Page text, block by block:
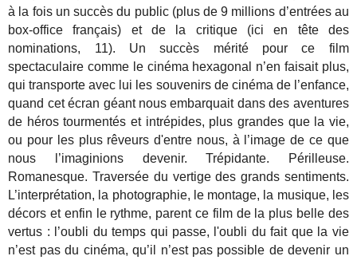
à la fois un succès du public (plus de 9 millions d’entrées au
box-office français) et de la critique (ici en tête des
nominations, 11). Un succès mérité pour ce film
spectaculaire comme le cinéma hexagonal n’en faisait plus,
qui transporte avec lui les souvenirs de cinéma de l’enfance,
quand cet écran géant nous embarquait dans des aventures
de héros tourmentés et intrépides, plus grandes que la vie,
ou pour les plus rêveurs d'entre nous, à l’image de ce que
nous l’imaginions devenir. Trépidante. Périlleuse.
Romanesque. Traversée du vertige des grands sentiments.
L’interprétation, la photographie, le montage, la musique, les
décors et enfin le rythme, parent ce film de la plus belle des
vertus : l’oubli du temps qui passe, l'oubli du fait que la vie
n’est pas du cinéma, qu’il n’est pas possible de devenir un